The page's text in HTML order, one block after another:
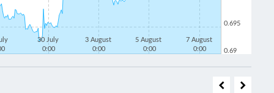
30 July
0:00
3 August
0:00
5 August
0:00
7 August
0:00
0.69
0.695